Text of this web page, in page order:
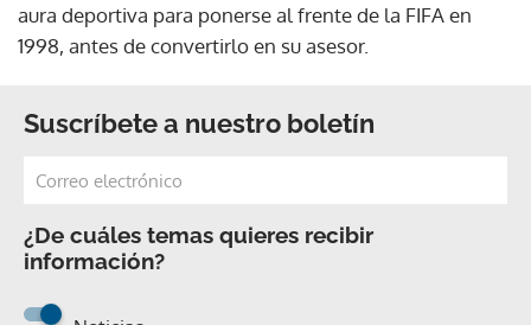
aura deportiva para ponerse al frente de la FIFA en
1998, antes de convertirlo en su asesor.
Suscríbete a nuestro boletín
¿De cuáles temas quieres recibir
información?